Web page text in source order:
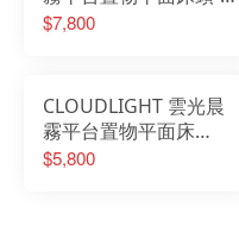
尺
$7,800
CLOUDLIGHT 雲光晨
霧平台置物平面床
頭-3.5尺
$5,800